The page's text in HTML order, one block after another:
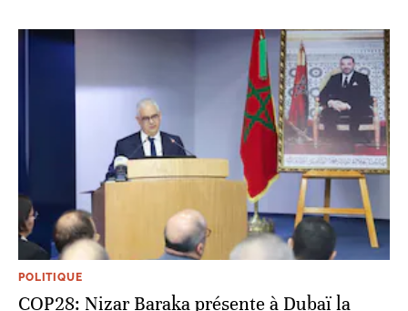
POLITIQUE
COP28: Nizar Baraka présente à Dubaï la